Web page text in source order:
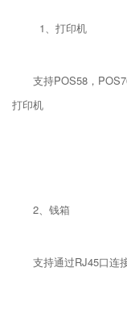
1、打印机
支持POS58，
打印机
2、钱箱
支持通过RJ45口连